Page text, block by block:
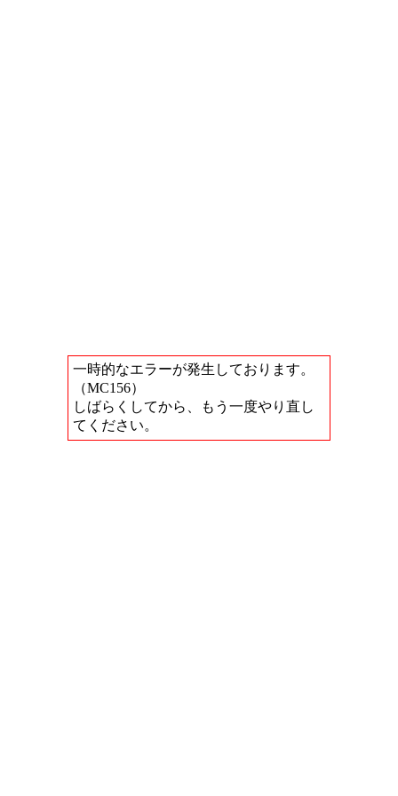
一時的なエラーが発生しております。
（MC156）
しばらくしてから、もう一度やり直し
てください。